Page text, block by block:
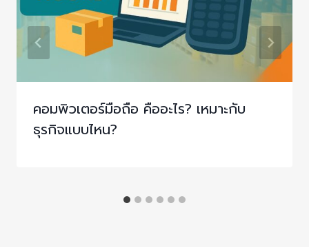
คอมพิวเตอร์มือถือ คืออะไร? เหมาะกับ
ธุรกิจแบบไหน?